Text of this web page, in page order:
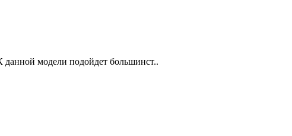
данной модели подойдет большинст..